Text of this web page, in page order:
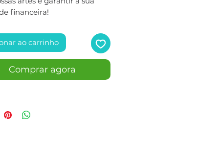
financeira!
ao carrinho
Comprar agora